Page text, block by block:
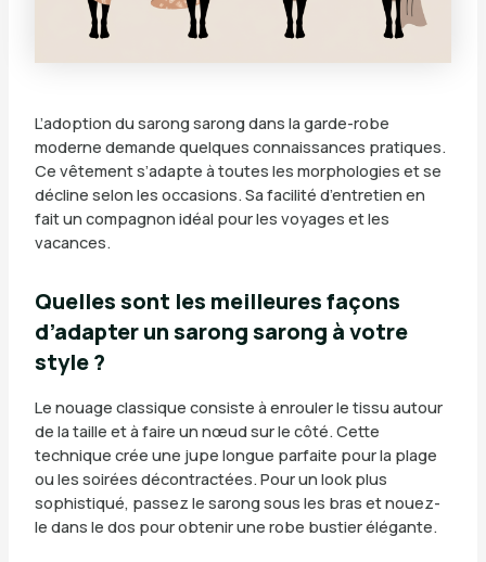
L’adoption du sarong sarong dans la garde-robe
moderne demande quelques connaissances pratiques.
Ce vêtement s’adapte à toutes les morphologies et se
décline selon les occasions. Sa facilité d’entretien en
fait un compagnon idéal pour les voyages et les
vacances.
Quelles sont les meilleures façons
d’adapter un sarong sarong à votre
style ?
Le nouage classique consiste à enrouler le tissu autour
de la taille et à faire un nœud sur le côté. Cette
technique crée une jupe longue parfaite pour la plage
ou les soirées décontractées. Pour un look plus
sophistiqué, passez le sarong sous les bras et nouez-
le dans le dos pour obtenir une robe bustier élégante.